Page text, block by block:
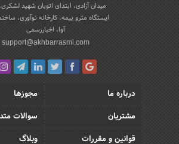
میدان آزادی، ابتدای اتوبان شهید
ایستگاه مترو بیمه، کارخانه نوآوری،
آوا، اخباررسمی
support@akhbarrasmi.com
درباره ما
مجوزها
مشتریان
سوالات
قوانین و مقررات
وبلاگ